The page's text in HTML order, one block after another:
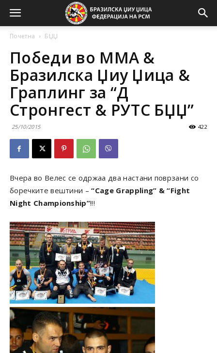
Почетна БЏЏ
Победи во ММА &
Бразилска Џиу Џица &
Граплинг за “Д
Стронгест & РУТС БЏЏ”
25/10/2015 422
Вчера во Велес се одржаа два настани поврзани со
боречките вештини –“Cage Grappling” & “Fight
Night Championship”!!!